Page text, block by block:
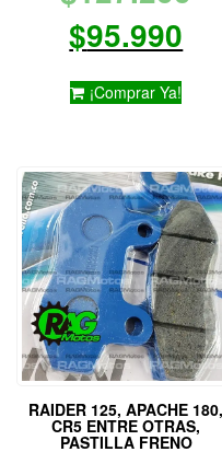
$95.990
¡Comprar Ya!
RAIDER 125, APACHE 180,
CR5 ENTRE OTRAS,
PASTILLA FRENO